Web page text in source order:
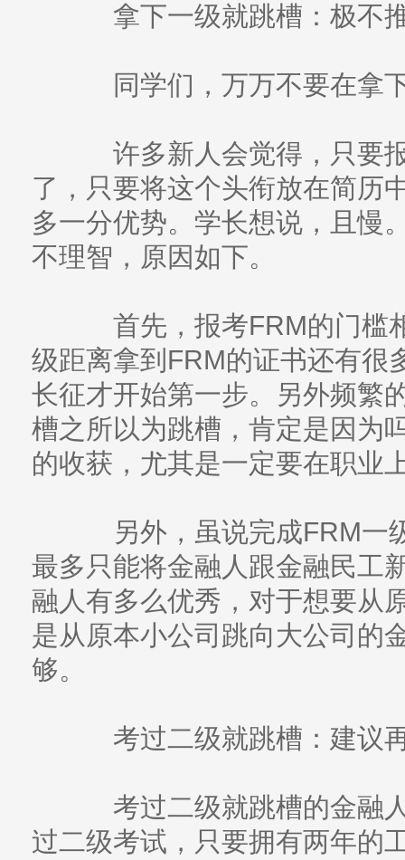
拿下一级就跳槽：极不
同学们，万万不要在拿
许多新人会觉得，只要报
了，只要将这个头衔放在简历
多一分优势。学长想说，且慢
不理智，原因如下。
首先，报考FRM的门槛
级距离拿到FRM的证书还有很
长征才开始第一步。另外频繁
槽之所以为跳槽，肯定是因为
的收获，尤其是一定要在职业
另外，虽说完成FRM一
最多只能将金融人跟金融民工
融人有多么优秀，对于想要从
是从原本小公司跳向大公司的
够。
考过二级就跳槽：建议
考过二级就跳槽的金融人
过二级考试，只要拥有两年的